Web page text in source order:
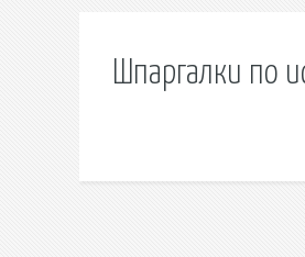
Шпаргалки по